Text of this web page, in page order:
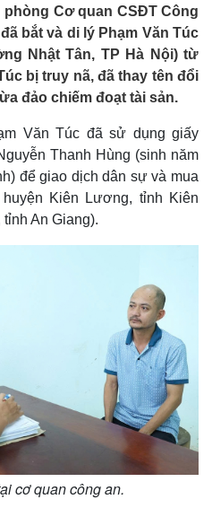
Việc làm
Biển đảo
phòng Cơ quan CSĐT Công
bắt và di lý Phạm Văn Túc
Nhật Tân, TP Hà Nội) từ
bị truy nã, đã thay tên đổi
đảo chiếm đoạt tài sản.
Văn Túc đã sử dụng giấy
Thanh Hùng (sinh năm
để giao dịch dân sự và mua
Kiên Lương, tỉnh Kiên
An Giang).
cơ quan công an.